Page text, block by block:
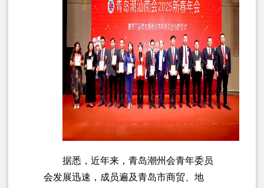
据悉，近年来，青岛潮州会青年委员
会发展迅速，成员遍及青岛市商贸、地